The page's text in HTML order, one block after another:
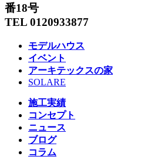
番18号
TEL 0120933877
モデルハウス
イベント
アーキテックスの家
SOLARE
施工実績
コンセプト
ニュース
ブログ
コラム